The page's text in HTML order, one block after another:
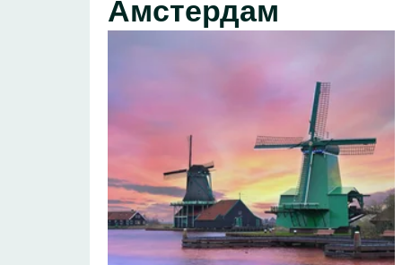
Амстердам